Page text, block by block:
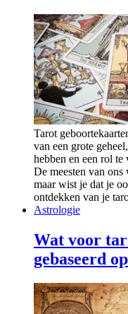
Tarot
van een grote
hebben en een rol te
De meesten van ons
maar wist je dat je
ontdekken van je
Astrologie
Wat voor
gebaseerd